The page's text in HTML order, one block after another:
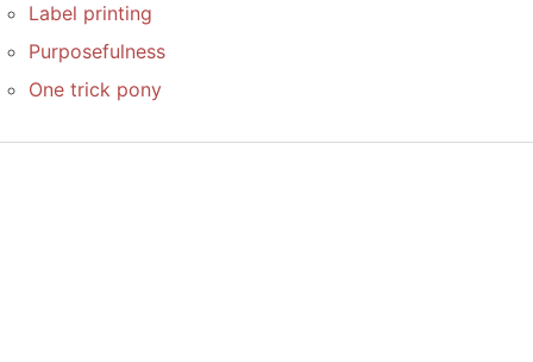
Label printing
Purposefulness
One trick pony